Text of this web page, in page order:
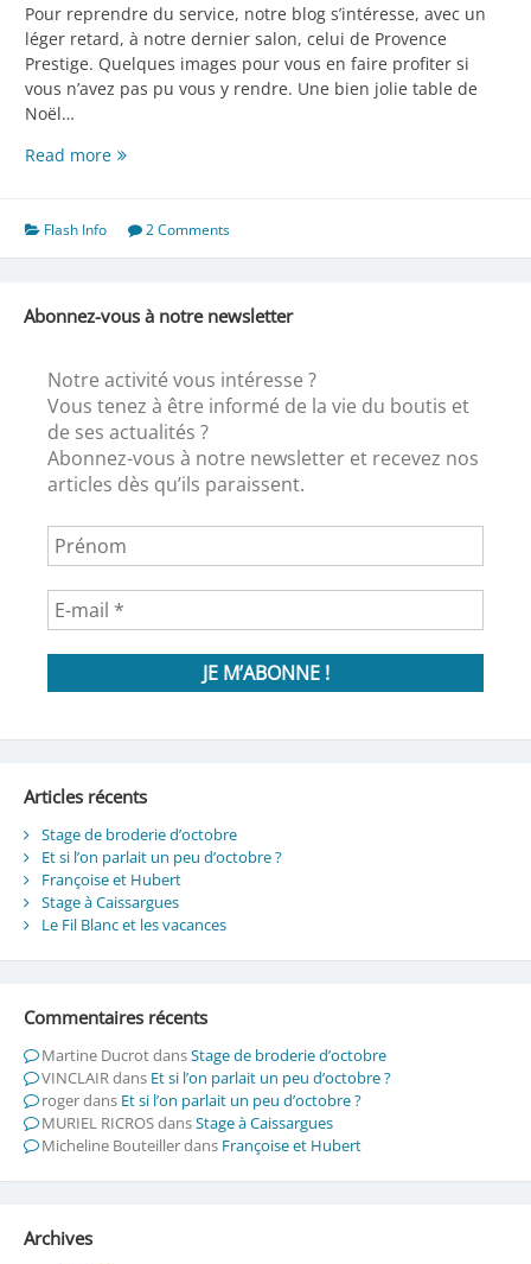
Pour reprendre du service, notre blog s’intéresse, avec un
léger retard, à notre dernier salon, celui de Provence
Prestige. Quelques images pour vous en faire profiter si
vous n’avez pas pu vous y rendre. Une bien jolie table de
Noël…
Read moreSalon
Flash Info 2 Comments
Abonnez-vous à notre newsletter
Notre activité vous intéresse ?
Vous tenez à être informé de la vie du boutis et
de ses actualités ?
Abonnez-vous à notre newsletter et recevez nos
articles dès qu’ils paraissent.
Articles récents
Stage de broderie d’octobre
Et si l’on parlait un peu d’octobre ?
Françoise et Hubert
Stage à Caissargues
Le Fil Blanc et les vacances
Commentaires récents
Martine DucrotdansStage de broderie d’octobre
VINCLAIRdans Et si l’on parlait un peu d’octobre ?
rogerdans Et si l’on parlait un peu d’octobre ?
MURIEL RICROSdansStage à Caissargues
Micheline Bouteillerdans Françoise et Hubert
Archives